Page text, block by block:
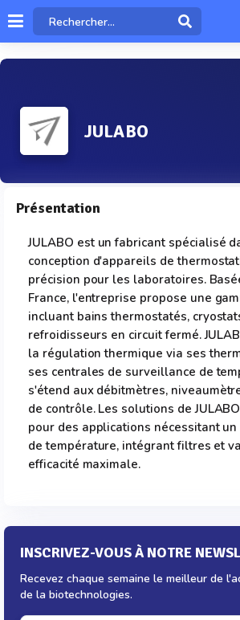
JULABO
Présentation
JULABO est un fabricant spécialisé
conception d'appareils de
précision pour les laboratoires.
France, l'entreprise propose une
incluant bains thermostatés,
refroidisseurs en circuit fermé.
la régulation thermique via ses
ses centrales de surveillance de
s'étend aux débitmètres,
de contrôle. Les solutions de
pour des applications nécessitant
de température, intégrant filtres et
efficacité maximale.
INSCRIVEZ-VOUS À NOTRE
Recevez chaque semaine le meilleur de
de la biotechnologies.